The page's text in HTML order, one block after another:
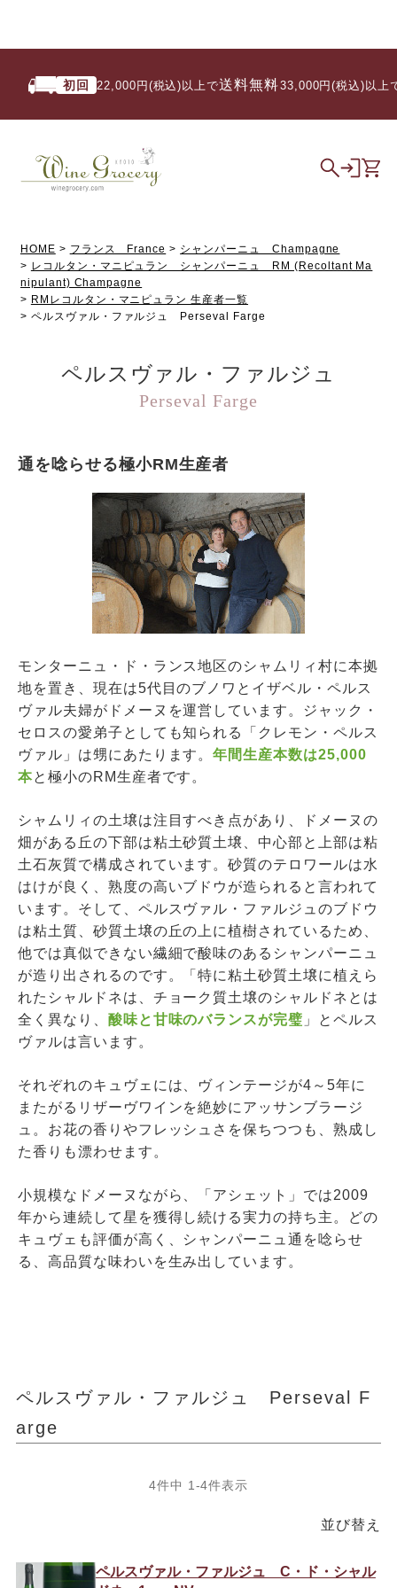
初回 22,000円(税込)以上で 送料無料/ 33,000円(税込)以上で
HOME フランス France
シャンパーニュ Champagne
レコルタン・マニピュラン シャンパーニュ RM (Recoltant Ma
nipulant) Champagne
RMレコルタン・マニピュラン 生産者一覧
ペルスヴァル・ファルジュ Perseval Farge
ペルスヴァル・ファルジュ
Perseval Farge
通を唸らせる極小RM生産者
モンターニュ・ド・ランス地区のシャムリィ村に本拠
地を置き、現在は5代目のブノワとイザベル・ペルス
ヴァル夫婦がドメーヌを運営しています。ジャック・
セロスの愛弟子としても知られる「クレモン・ペルス
ヴァル」は甥にあたります。年間生産本数は25,000
本と極小のRM生産者です。
シャムリィの土壌は注目すべき点があり、ドメーヌの
畑がある丘の下部は粘土砂質土壌、中心部と上部は粘
土石灰質で構成されています。砂質のテロワールは水
はけが良く、熟度の高いブドウが造られると言われて
います。そして、ペルスヴァル・ファルジュのブドウ
は粘土質、砂質土壌の丘の上に植樹されているため、
他では真似できない繊細で酸味のあるシャンパーニュ
が造り出されるのです。「特に粘土砂質土壌に植えら
れたシャルドネは、チョーク質土壌のシャルドネとは
全く異なり、 酸味と甘味のバランスが完璧 」とペルス
ヴァルは言います。
それぞれのキュヴェには、ヴィンテージが4～5年に
またがるリザーヴワインを絶妙にアッサンブラージ
ュ。お花の香りやフレッシュさを保ちつつも、熟成し
た香りも漂わせます。
小規模なドメーヌながら、「アシェット」では2009
年から連続して星を獲得し続ける実力の持ち主。どの
キュヴェも評価が高く、シャンパーニュ通を唸らせ
る、高品質な味わいを生み出しています。
ペルスヴァル・ファルジュ Perseval F
arge
並び替え
4件中 1 -4件表示
ペルスヴァル・ファルジュ C・ド・シャル